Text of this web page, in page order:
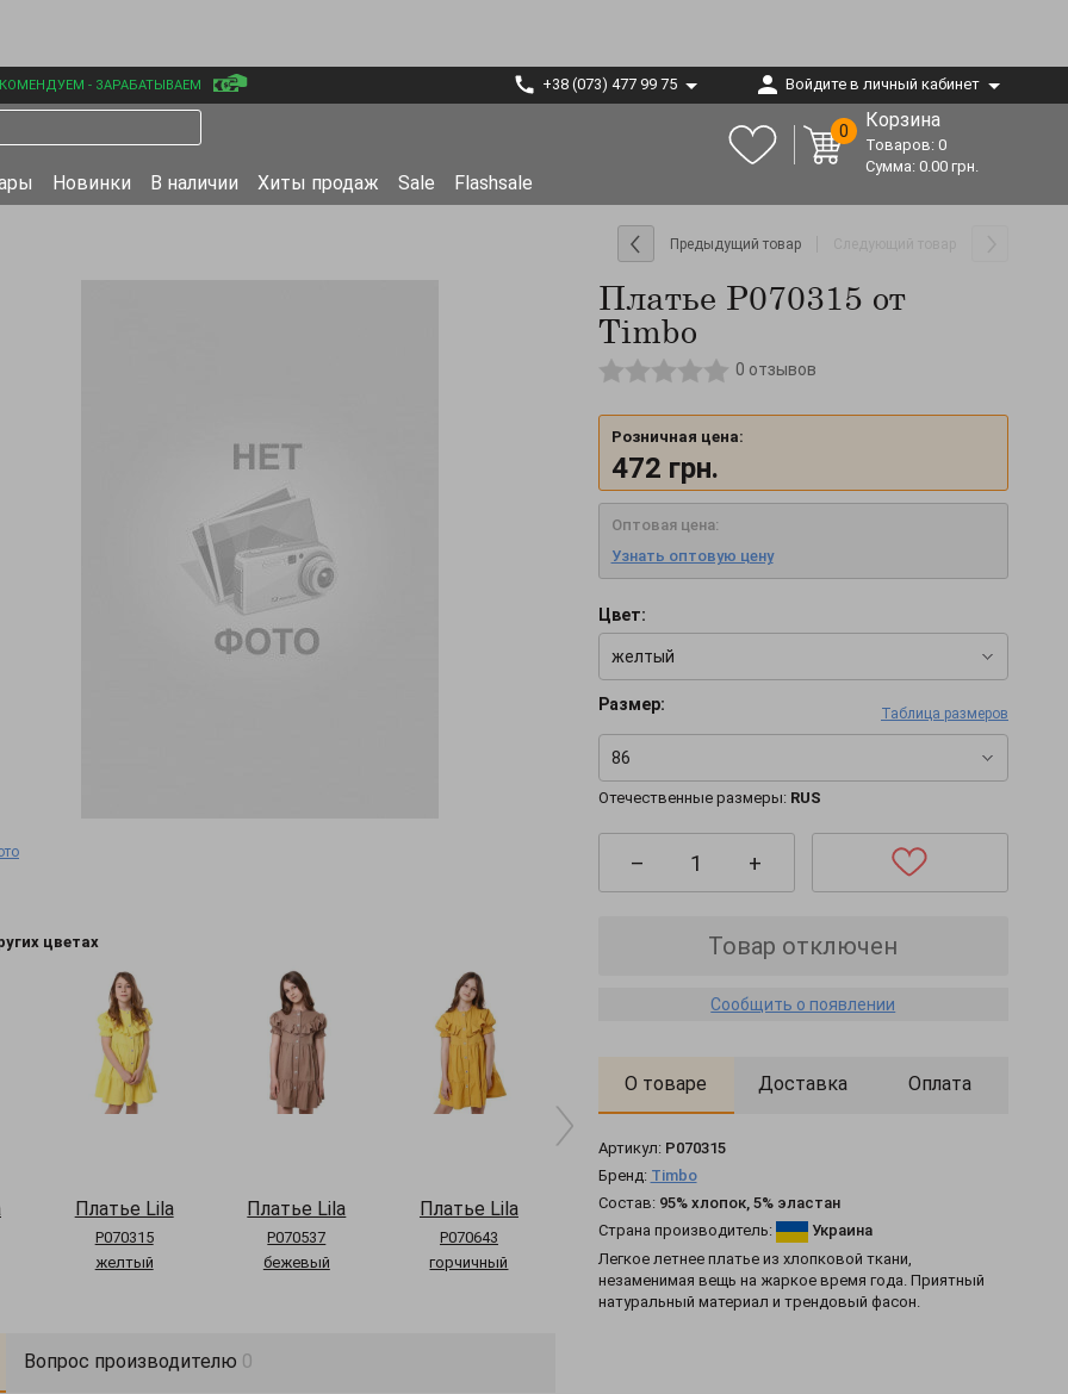
- ЗАРАБАТЫВАЕМ +38 (073) 477 99 75 Войдите в личный кабинет
Новинки В наличии Хиты продаж Sale Flashsale
0 Корзина
Товаров: 0
Сумма: 0.00 грн.
Предыдущий товар
Платье P070315 от
Timbo
0 отзывов
Розничная цена:
472 грн.
Оптовая цена:
Узнать оптовую цену
Цвет:
желтый
Размер: Таблица размеров
86
Отечественные размеры: RUS
– +
Товар отключен
Сообщить о появлении
О товаре Доставка Оплата
Артикул: P070315
Бренд: Timbo
Состав: 95% хлопок, 5% эластан
Страна производитель:
Украина
Легкое летнее платье из хлопковой ткани,
незаменимая вещь на жаркое время года. Приятный
натуральный материал и трендовый фасон.
цветах
Платье Lila
P070315
желтый
Платье Lila
P070537
бежевый
Платье Lila
P070643
горчичный
Платье Tutti
P070759
белый
Платье Tutti
P070865
фиолетовый
Вопрос производителю 0